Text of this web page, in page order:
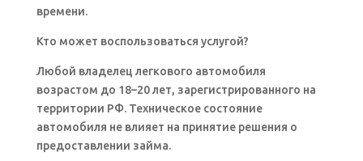
времени.
Кто может воспользоваться услугой?
Любой владелец легкового автомобиля
возрастом до 18–20 лет, зарегистрированного на
территории РФ. Техническое состояние
автомобиля не влияет на принятие решения о
предоставлении займа.